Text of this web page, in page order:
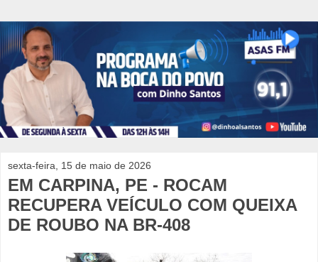
sexta-feira, 15 de maio de 2026
EM CARPINA, PE - ROCAM
RECUPERA VEÍCULO COM QUEIXA
DE ROUBO NA BR-408